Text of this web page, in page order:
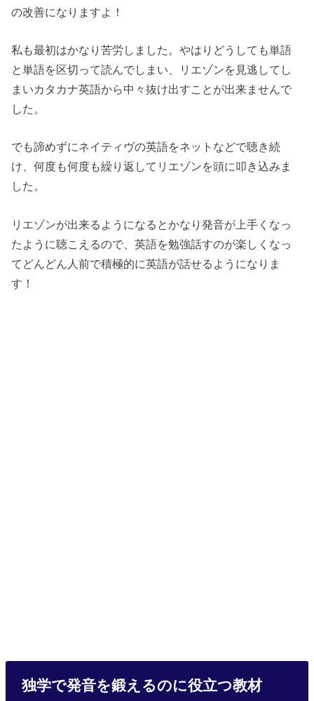
の改善になりますよ！
私も最初はかなり苦労しました。やはりどうしても単語
と単語を区切って読んでしまい、リエゾンを見逃してし
まいカタカナ英語から中々抜け出すことが出来ませんで
した。
でも諦めずにネイティヴの英語をネットなどで聴き続
け、何度も何度も繰り返してリエゾンを頭に叩き込みま
した。
リエゾンが出来るようになるとかなり発音が上手くなっ
たように聴こえるので、英語を勉強話すのが楽しくなっ
てどんどん人前で積極的に英語が話せるようになりま
す！
独学で発音を鍛えるのに役立つ教材